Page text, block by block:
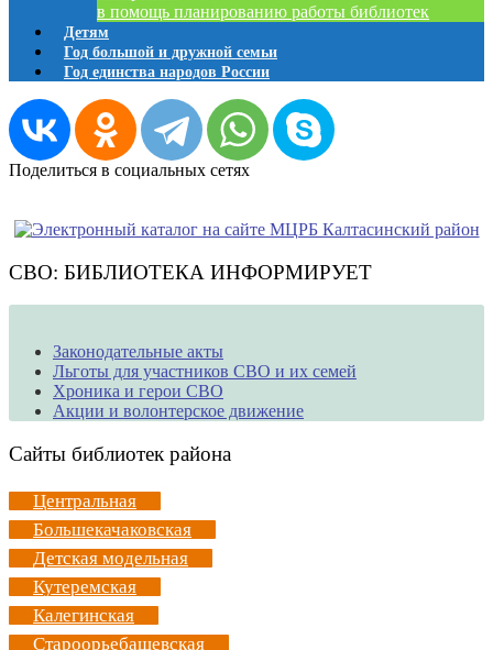
в помощь планированию работы библиотек
Детям
Год большой и дружной семьи
Год единства народов России
Поделиться в социальных сетях
СВО: БИБЛИОТЕКА ИНФОРМИРУЕТ
Законодательные акты
Льготы для участников СВО и их семей
Хроника и герои СВО
Акции и волонтерское движение
Сайты библиотек района
Центральная
Большекачаковская
Детская модельная
Кутеремская
Калегинская
Староорьебашевская